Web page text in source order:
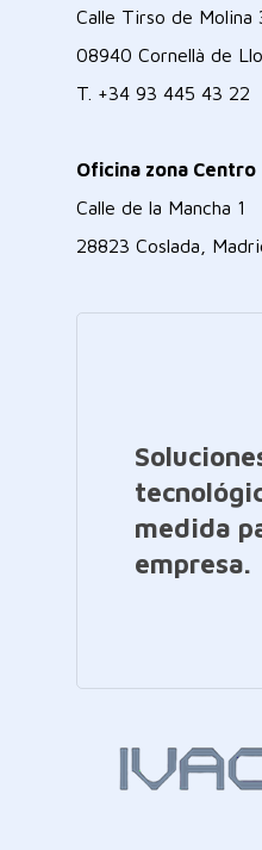
Calle Tirso de Molina
08940 Cornellà de
T. +34 93 445 43 22
Oficina zona Centro
Calle de la Mancha 1
28823 Coslada,
medida
empresa.